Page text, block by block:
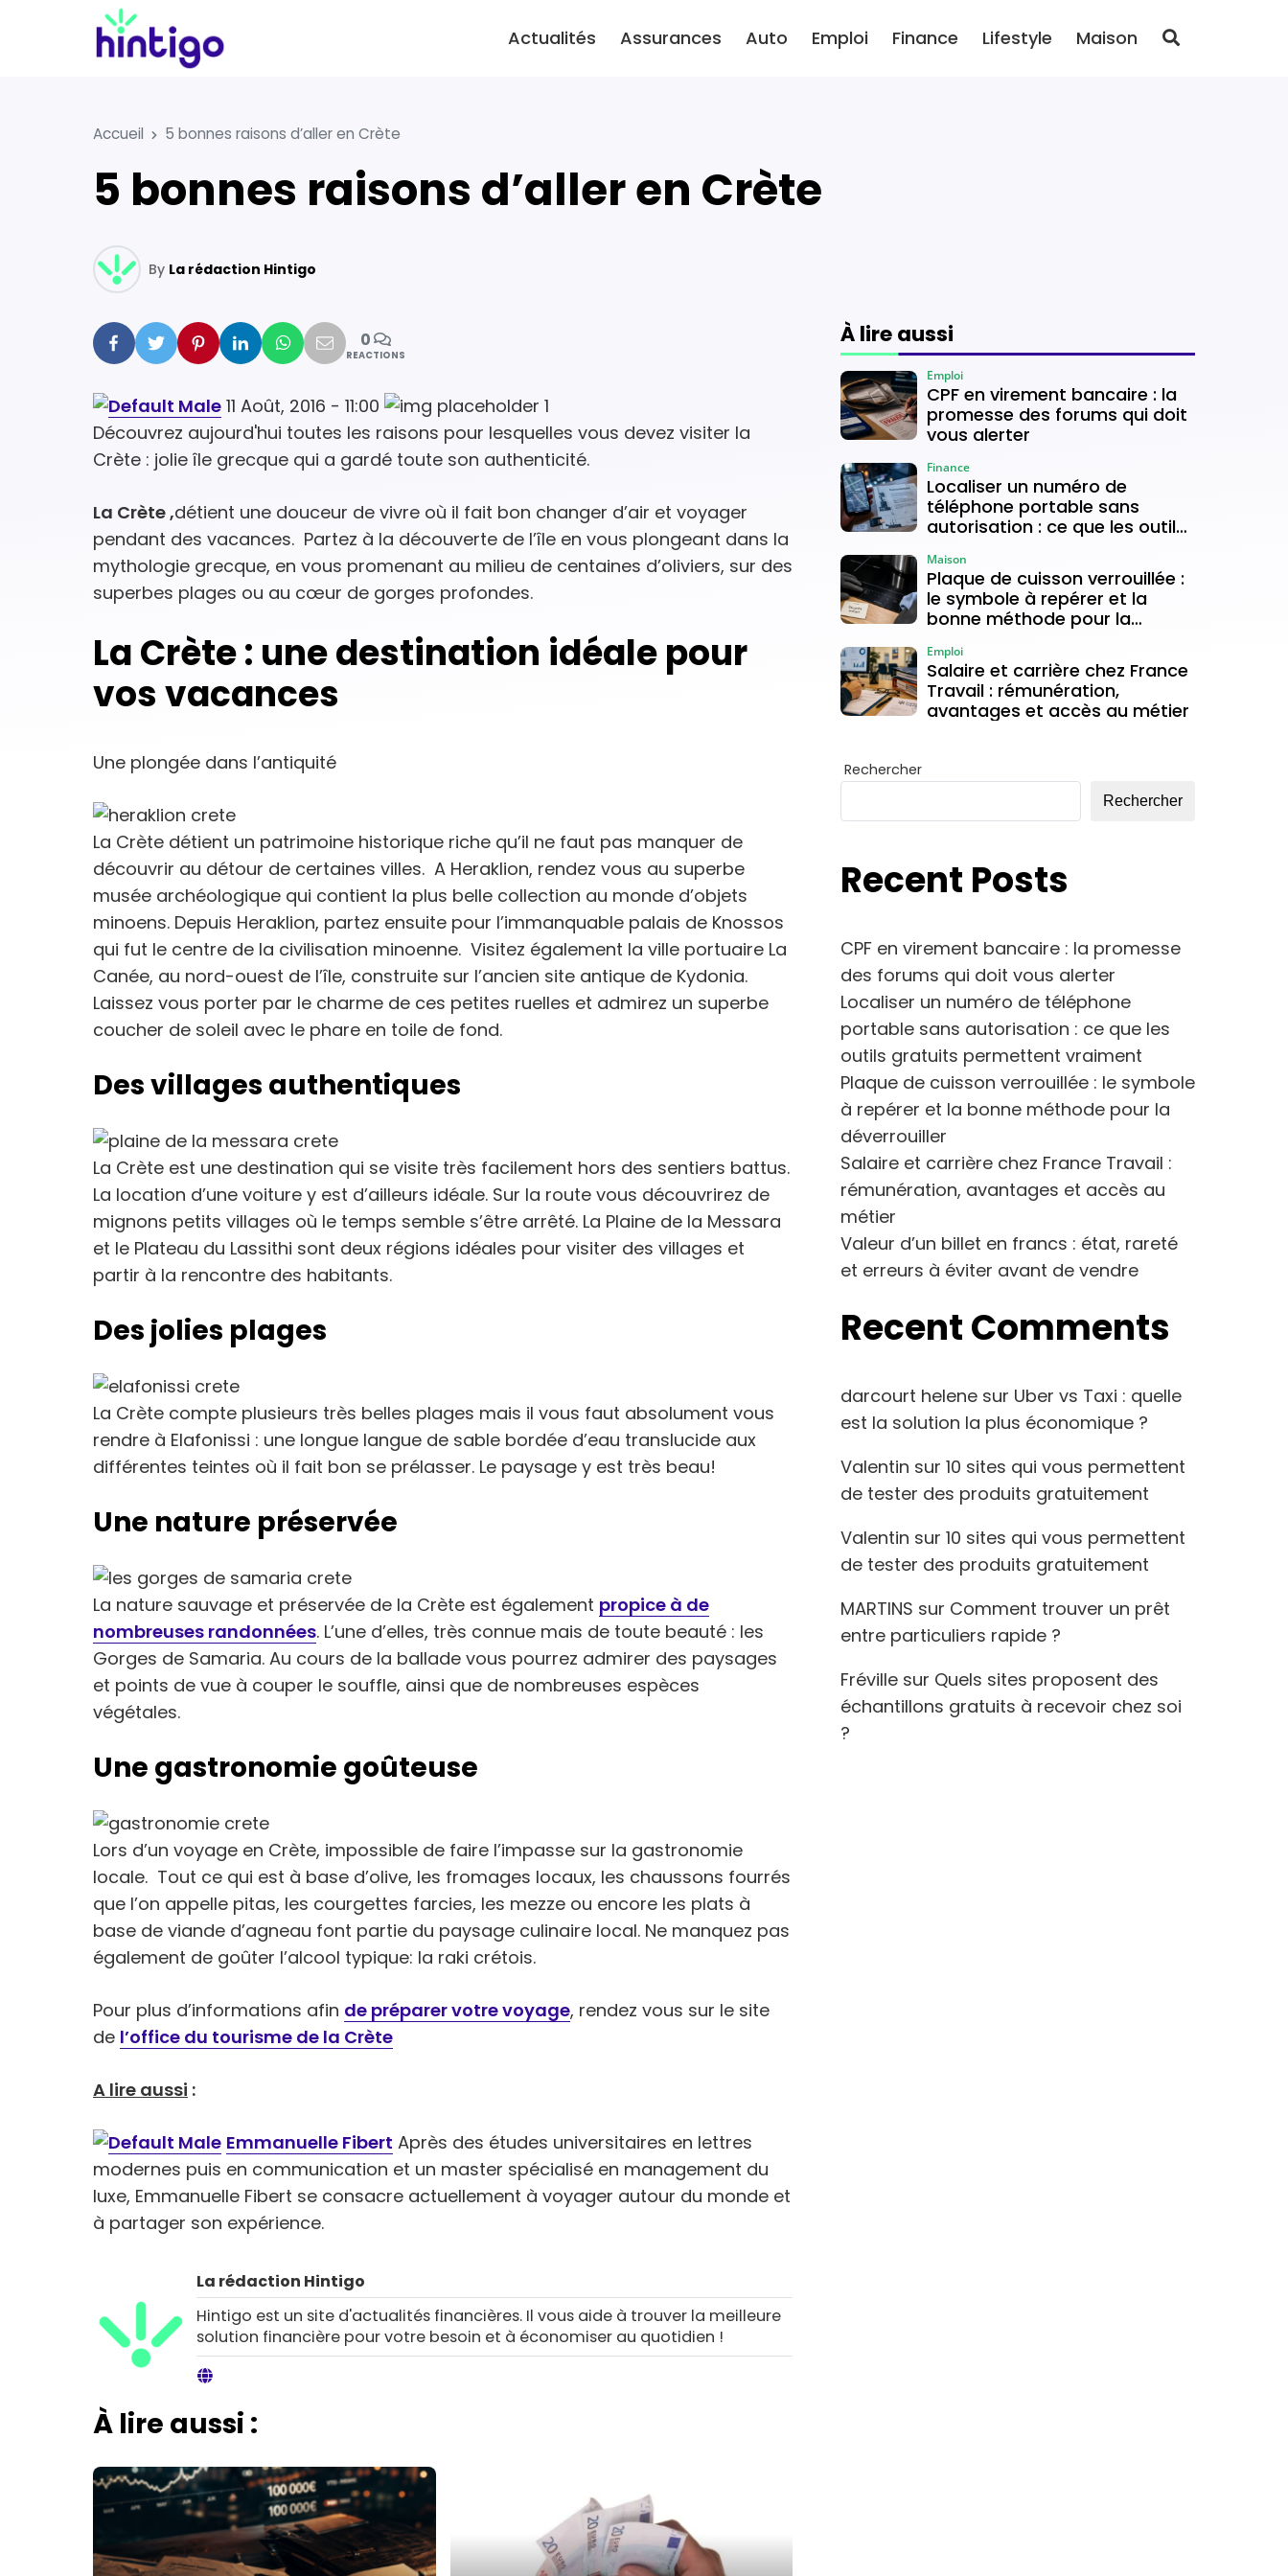
Actualités Assurances Auto Emploi Finance Lifestyle Maison
Accueil 5 bonnes raisons d’aller en Crète
5 bonnes raisons d’aller en Crète
By La rédaction Hintigo
Facebook
Twitter PinterestLinkedinWhatsapp
Mail0
REACTIONS
11 Août, 2016 - 11:00
Découvrez aujourd'hui toutes les raisons pour lesquelles vous devez visiter la
Crète : jolie île grecque qui a gardé toute son authenticité.
La Crète ,détient une douceur de vivre où il fait bon changer d’air et voyager
pendant des vacances. Partez à la découverte de l’île en vous plongeant dans la
mythologie grecque, en vous promenant au milieu de centaines d’oliviers, sur des
superbes plages ou au cœur de gorges profondes.
La Crète : une destination idéale pour
vos vacances
Une plongée dans l’antiquité
La Crète détient un patrimoine historique riche qu’il ne faut pas manquer de
découvrir au détour de certaines villes. A Heraklion, rendez vous au superbe
musée archéologique qui contient la plus belle collection au monde d’objets
minoens. Depuis Heraklion, partez ensuite pour l’immanquable palais de Knossos
qui fut le centre de la civilisation minoenne. Visitez également la ville portuaire La
Canée, au nord-ouest de l’île, construite sur l’ancien site antique de Kydonia.
Laissez vous porter par le charme de ces petites ruelles et admirez un superbe
coucher de soleil avec le phare en toile de fond.
Des villages authentiques
La Crète est une destination qui se visite très facilement hors des sentiers battus.
La location d’une voiture y est d’ailleurs idéale. Sur la route vous découvrirez de
mignons petits villages où le temps semble s’être arrêté. La Plaine de la Messara
et le Plateau du Lassithi sont deux régions idéales pour visiter des villages et
partir à la rencontre des habitants.
Des jolies plages
La Crète compte plusieurs très belles plages mais il vous faut absolument vous
rendre à Elafonissi : une longue langue de sable bordée d’eau translucide aux
différentes teintes où il fait bon se prélasser. Le paysage y est très beau!
Une nature préservée
La nature sauvage et préservée de la Crète est également propice à de
nombreuses randonnées. L’une d’elles, très connue mais de toute beauté : les
Gorges de Samaria. Au cours de la ballade vous pourrez admirer des paysages
et points de vue à couper le souffle, ainsi que de nombreuses espèces
végétales.
Une gastronomie goûteuse
Lors d’un voyage en Crète, impossible de faire l’impasse sur la gastronomie
locale. Tout ce qui est à base d’olive, les fromages locaux, les chaussons fourrés
que l’on appelle pitas, les courgettes farcies, les mezze ou encore les plats à
base de viande d’agneau font partie du paysage culinaire local. Ne manquez pas
également de goûter l’alcool typique: la raki crétois.
Pour plus d’informations afin de préparer votre voyage, rendez vous sur le site
de l’office du tourisme de la Crète
A lire aussi :
Emmanuelle Fibert Après des études universitaires en lettres
modernes puis en communication et un master spécialisé en management du
luxe, Emmanuelle Fibert se consacre actuellement à voyager autour du monde et
à partager son expérience.
La rédaction Hintigo
Hintigo est un site d'actualités financières. Il vous aide à trouver la meilleure
solution financière pour votre besoin et à économiser au quotidien !
À lire aussi :
À lire aussi
CPF en virement bancaire : la
promesse des forums qui doit
vous alerter
Emploi
Localiser un numéro de
téléphone portable sans
autorisation : ce que les outils
Finance
Plaque de cuisson verrouillée :
le symbole à repérer et la
bonne méthode pour la
Maison
Salaire et carrière chez France
Travail : rémunération,
avantages et accès au métier
Emploi
Rechercher
Rechercher
Recent Posts
CPF en virement bancaire : la promesse
des forums qui doit vous alerter
Localiser un numéro de téléphone
portable sans autorisation : ce que les
outils gratuits permettent vraiment
Plaque de cuisson verrouillée : le symbole
à repérer et la bonne méthode pour la
déverrouiller
Salaire et carrière chez France Travail :
rémunération, avantages et accès au
métier
Valeur d’un billet en francs : état, rareté
et erreurs à éviter avant de vendre
Recent Comments
darcourt helene sur Uber vs Taxi : quelle
est la solution la plus économique ?
Valentin sur 10 sites qui vous permettent
de tester des produits gratuitement
Valentin sur 10 sites qui vous permettent
de tester des produits gratuitement
MARTINS sur Comment trouver un prêt
entre particuliers rapide ?
Fréville sur Quels sites proposent des
échantillons gratuits à recevoir chez soi
?